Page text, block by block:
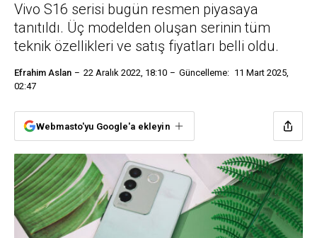
Vivo S16 serisi bugün resmen piyasaya
tanıtıldı. Üç modelden oluşan serinin tüm
teknik özellikleri ve satış fiyatları belli oldu.
Efrahim Aslan 22 Aralık 2022, 18:10 Güncelleme: 11 Mart 2025,
02:47
Webmasto'yu Google'a ekleyin